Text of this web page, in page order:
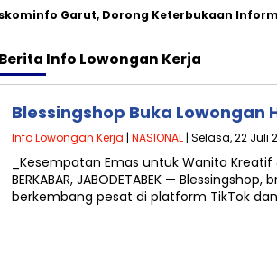
Garut, Dorong Keterbukaan
Berita Info Lowongan Kerja
Blessingshop Buka Lowongan
Info Lowongan Kerja | NASIONAL | Selasa, 22 Juli
_Kesempatan Emas untuk Wanita Kreatif
BERKABAR, JABODETABEK —
berkembang pesat di platform TikTok